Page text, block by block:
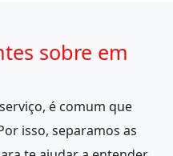
sobre em
é comum que
isso, separamos as